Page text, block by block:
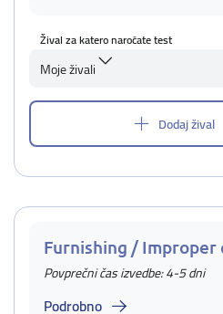
Žival za katero naročate test
Moje živali
Dodaj žival
Furnishing / Improper
Povprečni čas izvedbe: 4-5 dni
Podrobno